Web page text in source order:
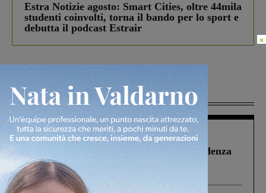
Estra Notizie agosto: Smart Cities, oltre 44mila
studenti coinvolti, torna il bando per lo sport e
debutta il podcast Estrair
Più lette
Figline Incisa Valdarno 1 Agosto 2026
Piscina di Figline finanziata oltre la scadenza
Pnrr, il gruppo di Fratelli d’Italia: “Un
ringraziamento al Governo”
×